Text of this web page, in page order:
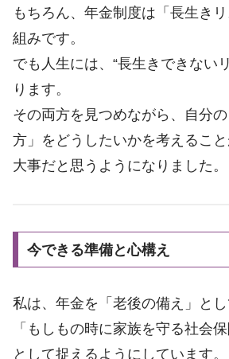
もちろん、年金制度は「長生き
組みです。
でも人生には、“長生きできない
ります。
その両方を見つめながら、自分
方」をどうしたいかを考えるこ
大事だと思うようになりました。
今できる準備と心構え
私は、年金を「老後の備え」とし
「もしもの時に家族を守る社会保
として捉えるようにしています。